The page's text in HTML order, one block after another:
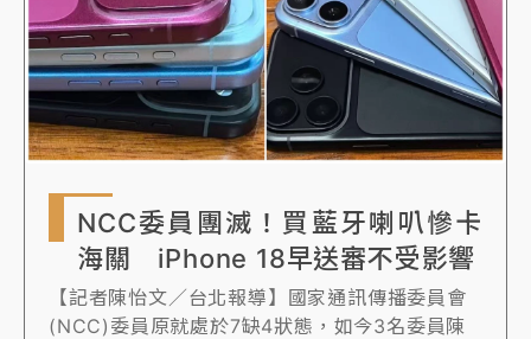
NCC委員團滅！買藍牙喇叭慘卡
海關 iPhone 18早送審不受影響
【記者陳怡文／台北報導】國家通訊傳播委員會
(NCC)委員原就處於7缺4狀態，如今3名委員陳